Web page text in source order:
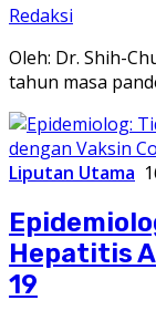
Redaksi
Oleh: Dr. Shih-
tahun masa
Liputan Utama
Hepatitis
19